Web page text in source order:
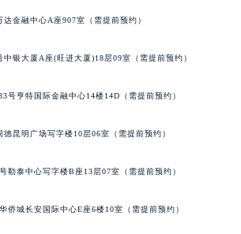
金融中心A座907室（需提前预约）
银大厦A座(旺进大厦)18层09室（需提前预约）
号亨特国际金融中心14楼14D（需提前预约）
昆明广场写字楼10层06室（需提前预约）
勒泰中心写字楼B座13层07室（需提前预约）
侨城长安国际中心E座6楼10室（需提前预约）